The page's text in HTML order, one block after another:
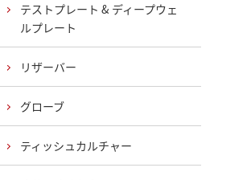
テストプレート & ディープウェ
ルプレート
リザーバー
グローブ
ティッシュカルチャー